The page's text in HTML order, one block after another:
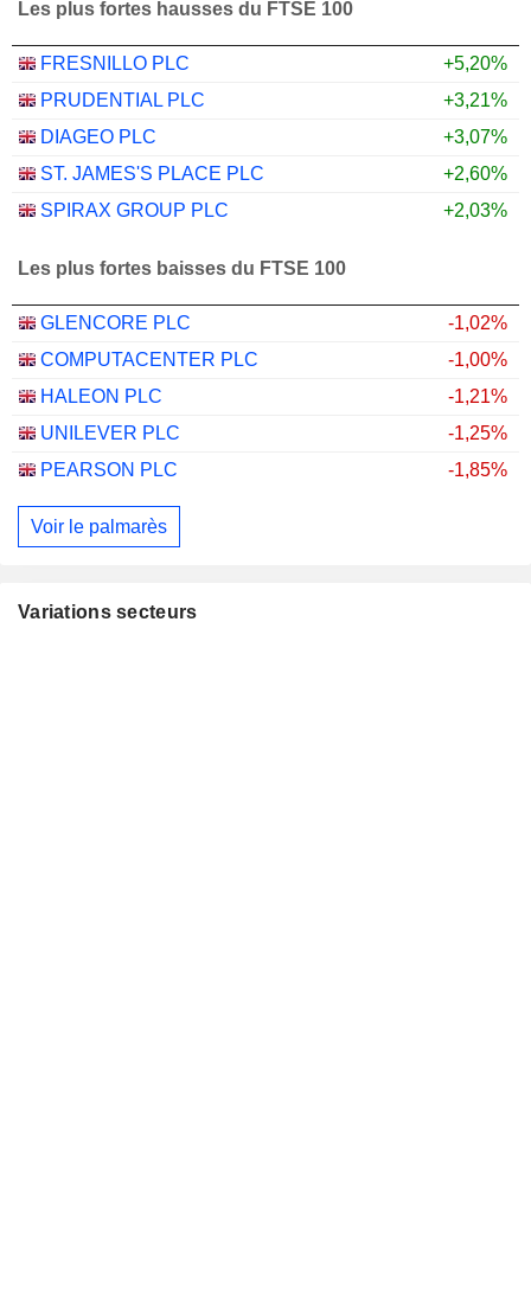
Les plus fortes hausses du FTSE 100
FRESNILLO PLC
+5,20%
PRUDENTIAL PLC
+3,21%
DIAGEO PLC
+3,07%
ST. JAMES'S PLACE PLC
+2,60%
SPIRAX GROUP PLC
+2,03%
Les plus fortes baisses du FTSE 100
GLENCORE PLC
-1,02%
COMPUTACENTER PLC
-1,00%
HALEON PLC
-1,21%
UNILEVER PLC
-1,25%
PEARSON PLC
-1,85%
Voir le palmarès
Variations secteurs